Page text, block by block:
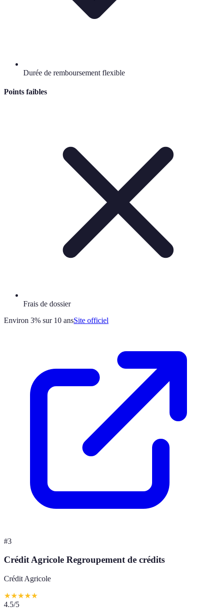
Durée de remboursement flexible
Points faibles
Frais de dossier
Environ 3% sur 10 ansSite officiel
#3
Crédit Agricole Regroupement de crédits
Crédit Agricole
★★★★★
4.5/5